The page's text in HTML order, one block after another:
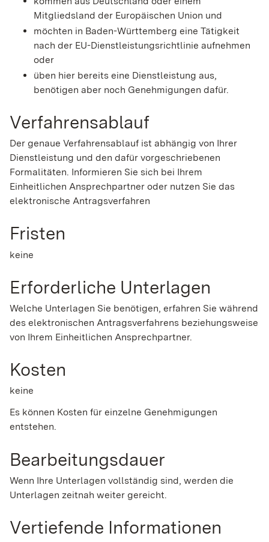
Mitgliedsland der Europäischen Union und
möchten in Baden-Württemberg eine Tätigkeit
nach der EU-Dienstleistungsrichtlinie aufnehmen
oder
üben hier bereits eine Dienstleistung aus,
benötigen aber noch Genehmigungen dafür.
Verfahrensablauf
Der genaue Verfahrensablauf ist abhängig von Ihrer
Dienstleistung und den dafür vorgeschriebenen
Formalitäten. Informieren Sie sich bei Ihrem
Einheitlichen Ansprechpartner oder nutzen Sie das
elektronische Antragsverfahren
Fristen
keine
Erforderliche Unterlagen
Welche Unterlagen Sie benötigen, erfahren Sie während
des elektronischen Antragsverfahrens beziehungsweise
von Ihrem Einheitlichen Ansprechpartner.
Kosten
keine
Es können Kosten für einzelne Genehmigungen
entstehen.
Bearbeitungsdauer
Wenn Ihre Unterlagen vollständig sind, werden die
Unterlagen zeitnah weiter gereicht.
Vertiefende Informationen